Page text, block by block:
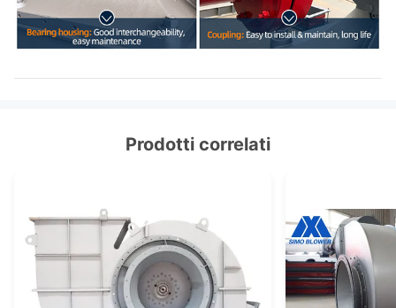
Prodotti correlati